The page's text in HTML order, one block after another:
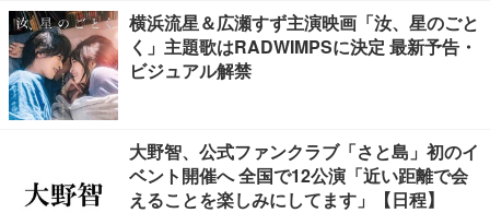
横浜流星＆広瀬すず主演映画「汝、星のごと
く」主題歌はRADWIMPSに決定 最新予告・
ビジュアル解禁
大野智、公式ファンクラブ「さと島」初のイ
ベント開催へ 全国で12公演「近い距離で会
えることを楽しみにしてます」【日程】